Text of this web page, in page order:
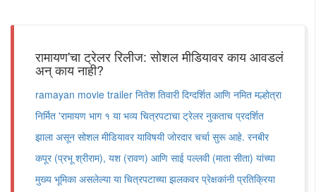
रामायण'चा ट्रेलर रिलीज: सोशल मीडियावर काय आवडलं
अन् काय नाही?
ramayan movie trailer नितेश तिवारी दिग्दर्शित आणि नमित मल्होत्रा
निर्मित 'रामायण भाग १ या भव्य चित्रपटाचा ट्रेलर नुकताच प्रदर्शित
झाला असून सोशल मीडियावर याविषयी जोरदार चर्चा सुरू आहे. रनबीर
कपूर (प्रभू श्रीराम), यश (रावण) आणि साई पल्लवी (माता सीता) यांच्या
मुख्य भूमिका असलेल्या या चित्रपटाच्या झलकवर प्रेक्षकांनी प्रतिक्रिया